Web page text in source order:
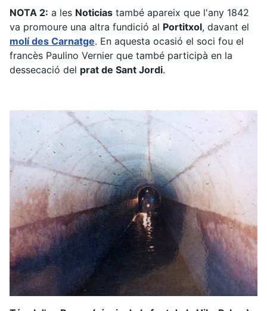
NOTA 2: a les Noticias també apareix que l'any 1842
va promoure una altra fundició al Portitxol, davant el
molí des Carnatge. En aquesta ocasió el soci fou el
francès Paulino Vernier que també participà en la
dessecació del prat de Sant Jordi.